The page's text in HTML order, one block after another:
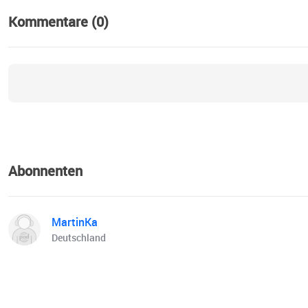
Kommentare (0)
Abonnenten
MartinKa
Deutschland